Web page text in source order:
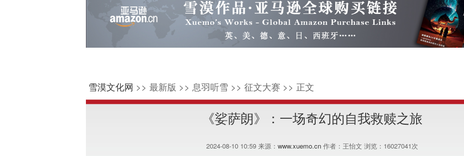
雪漠文化网 >> 最新版 >> 息羽听雪 >> 征文大赛 >> 正文
《娑萨朗》：一场奇幻的自我救赎之旅
2024-08-10 10:59 来源： www.xuemo.cn 作者：王怡文 浏览： 16027041次